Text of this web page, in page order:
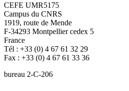
CEFE UMR5175
Campus du CNRS
1919, route de Mende
F-34293 Montpellier cedex 5
France
Tél : +33 (0) 4 67 61 32 29
Fax : +33 (0) 4 67 61 33 36
bureau 2-C-206